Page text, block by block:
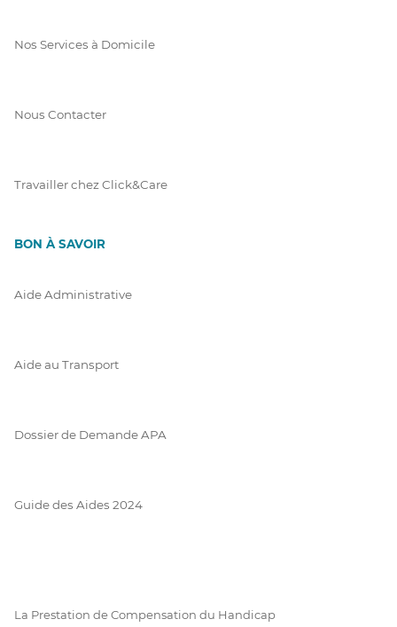
Nos Services à Domicile
Nous Contacter
Travailler chez Click&Care
BON À SAVOIR
Aide Administrative
Aide au Transport
Dossier de Demande APA
Guide des Aides 2024
La Prestation de Compensation du Handicap